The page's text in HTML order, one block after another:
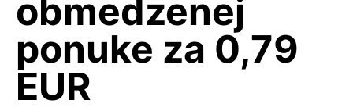
obmedzenej
ponuke za 0,79
EUR